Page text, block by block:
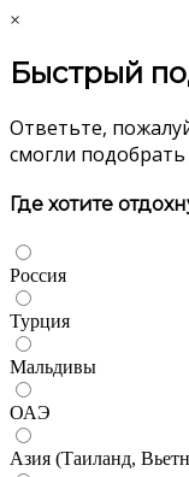
×
Быстрый
Ответьте,
смогли
Где хотите
Россия
Турция
Мальдивы
ОАЭ
Азия (Таиланд,